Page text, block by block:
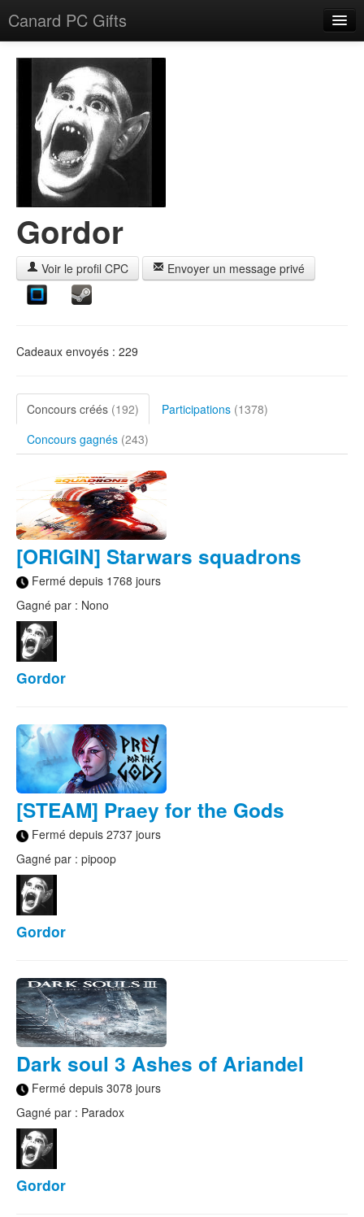
Canard PC Gifts
F.A.Q.
Gordor
Voir le profil CPC Envoyer un message privé
Cadeaux envoyés : 229
Concours créés (192) Participations (1378)
Concours gagnés (243)
[ORIGIN] Starwars squadrons
Fermé depuis 1768 jours
Gagné par : Nono
Gordor
[STEAM] Praey for the Gods
Fermé depuis 2737 jours
Gagné par : pipoop
Gordor
Dark soul 3 Ashes of Ariandel
Fermé depuis 3078 jours
Gagné par : Paradox
Gordor